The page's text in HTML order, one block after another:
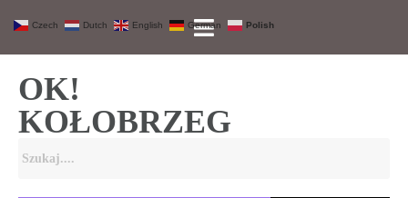
OK!
KOŁOBRZEG
Czech Dutch English German Polish